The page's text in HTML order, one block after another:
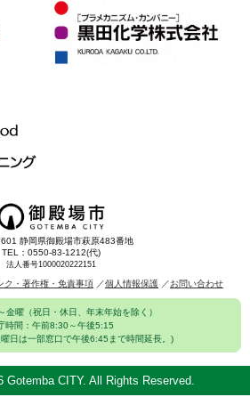
静岡県御殿場市萩原483番地
TEL：0550-83-1212(代)
法人番号1000020222151
ク・著作権・免責事項 個人情報保護 お問い合わせ
金曜（祝日・休日、年末年始を除く）
時間：午前8:30～午後5:15
曜日は一部窓口で午後6:45まで時間延長。)
Gotemba CITY. All Rights Reserved.